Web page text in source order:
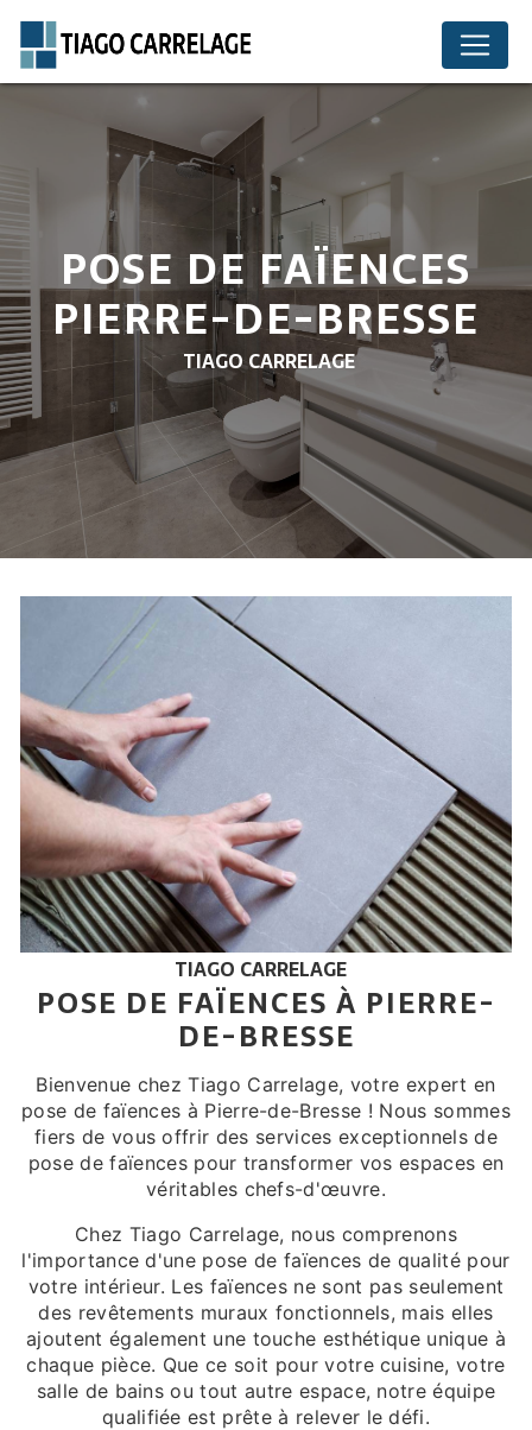
POSE DE FAÏENCES
PIERRE-DE-BRESSE
TIAGO CARRELAGE
TIAGO CARRELAGE
POSE DE FAÏENCES À PIERRE-
DE-BRESSE
Bienvenue chez Tiago Carrelage, votre expert en
pose de faïences à Pierre-de-Bresse ! Nous sommes
fiers de vous offrir des services exceptionnels de
pose de faïences pour transformer vos espaces en
véritables chefs-d'œuvre.
Chez Tiago Carrelage, nous comprenons
l'importance d'une pose de faïences de qualité pour
votre intérieur. Les faïences ne sont pas seulement
des revêtements muraux fonctionnels, mais elles
ajoutent également une touche esthétique unique à
chaque pièce. Que ce soit pour votre cuisine, votre
salle de bains ou tout autre espace, notre équipe
qualifiée est prête à relever le défi.